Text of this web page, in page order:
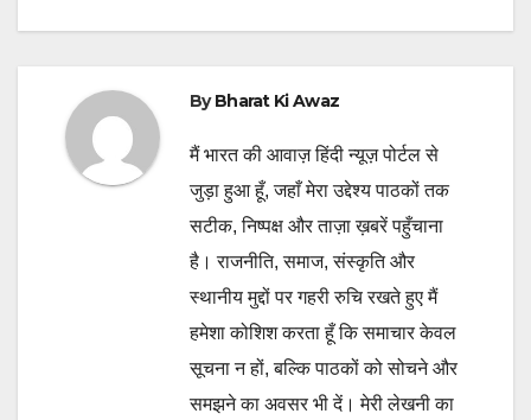
ByBharat Ki Awaz
मैं भारत की आवाज़ हिंदी न्यूज़ पोर्टल से
जुड़ा हुआ हूँ, जहाँ मेरा उद्देश्य पाठकों तक
सटीक, निष्पक्ष और ताज़ा ख़बरें पहुँचाना
है। राजनीति, समाज, संस्कृति और
स्थानीय मुद्दों पर गहरी रुचि रखते हुए मैं
हमेशा कोशिश करता हूँ कि समाचार केवल
सूचना न हों, बल्कि पाठकों को सोचने और
समझने का अवसर भी दें। मेरी लेखनी का